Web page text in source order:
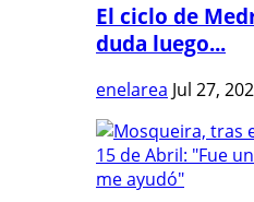
El ciclo de
duda luego...
enelarea Jul 27,